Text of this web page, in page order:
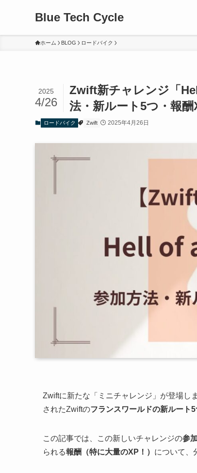
Blue Tech Cycle
ホーム BLOG ロードバイク
Zwift新チャレンジ「
法・新ルート5つ・報
2025
4/26
ロードバイク Zwift 2025年4月26日
Zwiftに新たな「ミニチャレンジ」が登場し
されたZwiftのフランスワールドの新ルート5
この記事では、この新しいチャレンジの参
られる報酬（特に大量のXP！） について、